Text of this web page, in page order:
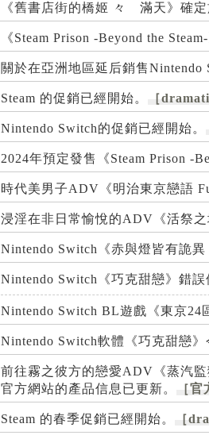
《舊書店街的橋姬 々 滿天》確
《Steam Prison -Beyond the
關於在亞洲地區延后銷售Nintendo
Steam 的促銷已經開始。 ［
Nintendo Switch的促銷已經開始。
2024年預定發售《Steam Prison -
時代美男子ADV《明治東京戀語
浸淫在非日常愉悅的ADV《活祭
Nintendo Switch《赤與燈皆有詭異
Nintendo Switch《巧克甜戀》錯誤
Nintendo Switch BL遊戲《東京24
Nintendo Switch軟體《巧克甜戀》
前往霧之彼方的戀愛ADV《蒸汽監
官方網站的產品信息已更新。
［官
Steam 的春季促銷已經開始。 ［